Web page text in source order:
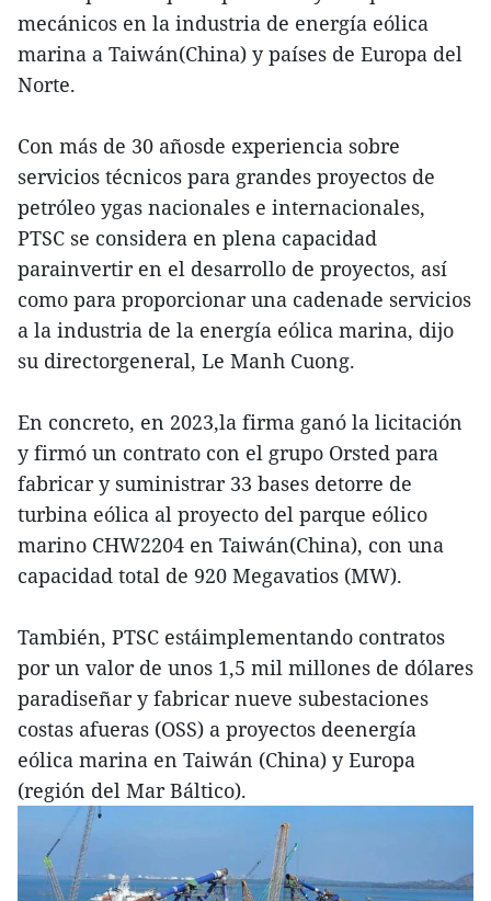
mecánicos en la industria de energía eólica
marina a Taiwán(China) y países de Europa del
Norte.
Con más de 30 añosde experiencia sobre
servicios técnicos para grandes proyectos de
petróleo ygas nacionales e internacionales,
PTSC se considera en plena capacidad
parainvertir en el desarrollo de proyectos, así
como para proporcionar una cadenade servicios
a la industria de la energía eólica marina, dijo
su directorgeneral, Le Manh Cuong.
En concreto, en 2023,la firma ganó la licitación
y firmó un contrato con el grupo Orsted para
fabricar y suministrar 33 bases detorre de
turbina eólica al proyecto del parque eólico
marino CHW2204 en Taiwán(China), con una
capacidad total de 920 Megavatios (MW).
También, PTSC estáimplementando contratos
por un valor de unos 1,5 mil millones de dólares
paradiseñar y fabricar nueve subestaciones
costas afueras (OSS) a proyectos deenergía
eólica marina en Taiwán (China) y Europa
(región del Mar Báltico).